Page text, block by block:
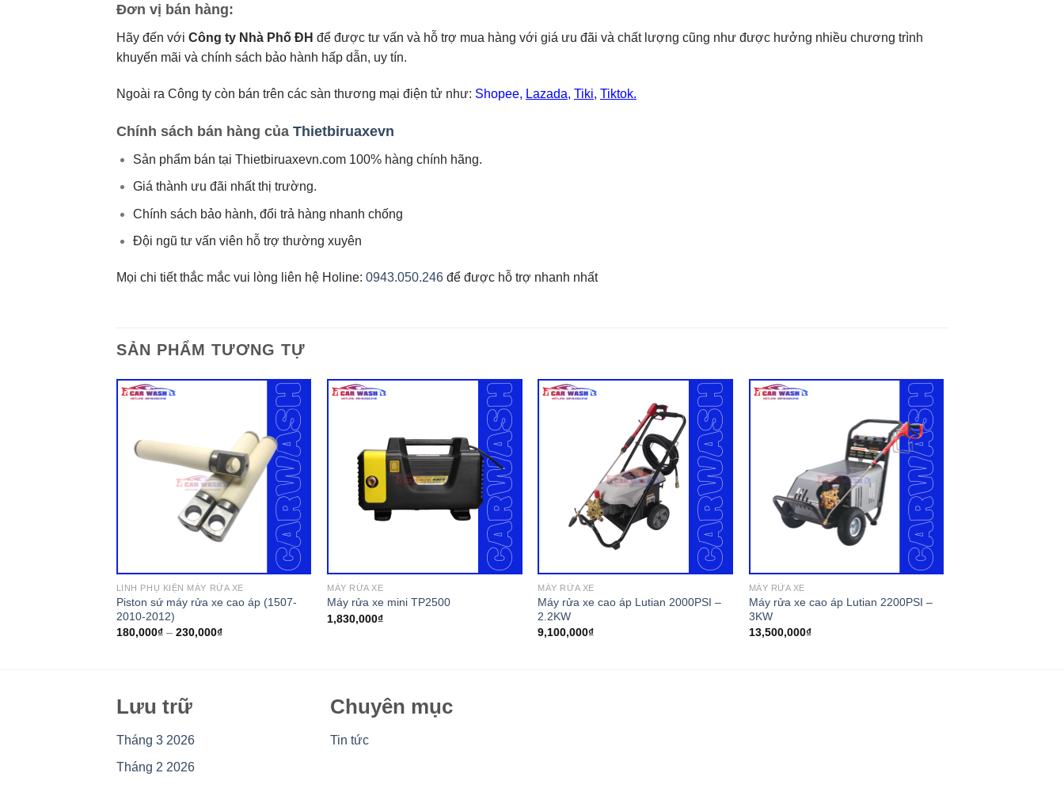
Đơn vị bán hàng:
Hãy đến với Công ty Nhà Phố ĐH để được tư vấn và hỗ trợ mua hàng với giá ưu đãi và chất lượng cũng như được hưởng nhiều chương trình
khuyến mãi và chính sách bảo hành hấp dẫn, uy tín.
Ngoài ra Công ty còn bán trên các sàn thương mại điện tử như: Shopee, Lazada, Tiki, Tiktok.
Chính sách bán hàng của Thietbiruaxevn
Sản phẩm bán tại Thietbiruaxevn.com 100% hàng chính hãng.
Giá thành ưu đãi nhất thị trường.
Chính sách bảo hành, đổi trả hàng nhanh chống
Đội ngũ tư vấn viên hỗ trợ thường xuyên
Mọi chi tiết thắc mắc vui lòng liên hệ Holine: 0943.050.246 để được hỗ trợ nhanh nhất
SẢN PHẨM TƯƠNG TỰ
LINH PHỤ KIỆN MÁY RỬA XE
Piston sứ máy rửa xe cao áp (1507-
2010-2012)
180,000₫– 230,000₫
MÁY RỬA XE
Máy rửa xe mini TP2500
1,830,000₫
MÁY RỬA XE
Máy rửa xe cao áp Lutian 2000PSI –
2.2KW
9,100,000₫
MÁY RỬA XE
Máy rửa xe cao áp Lutian 2200PSI –
3KW
13,500,000₫
Lưu trữ
Tháng 3 2026
Tháng 2 2026
Chuyên mục
Tin tức